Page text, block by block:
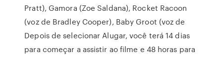
Pratt), Gamora (Zoe Saldana), Rocket Racoon
(voz de Bradley Cooper), Baby Groot (voz de
Depois de selecionar Alugar, você terá 14 dias
para começar a assistir ao filme e 48 horas para